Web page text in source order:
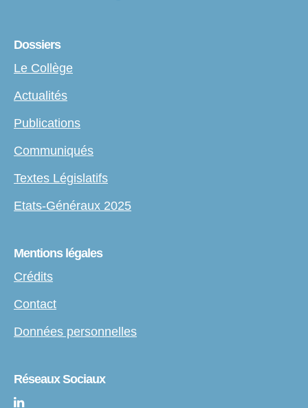
Dossiers
Le Collège
Actualités
Publications
Communiqués
Textes Législatifs
Etats-Généraux 2025
Mentions légales
Crédits
Contact
Données personnelles
Réseaux Sociaux